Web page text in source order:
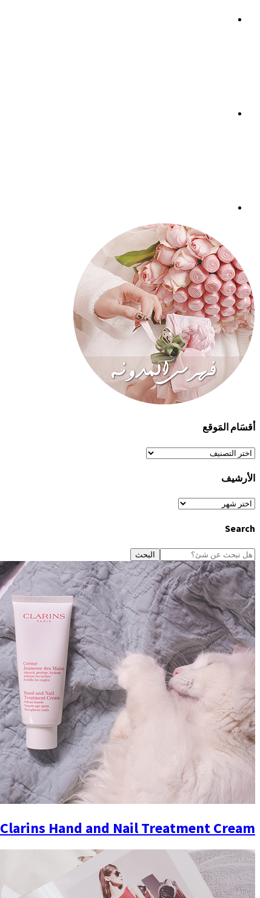
أقسَام المَوقع
أقسَام
الأرشيف
الأرشيف
Search
Clarins Hand and Nail Treatment Cream | كريم اليدين وَ معالج الأظافر من كلارنس ( تقييم )